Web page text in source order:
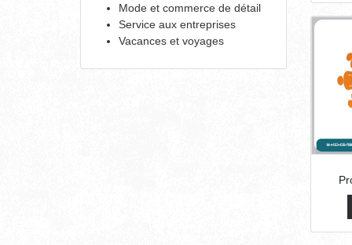
Mode et commerce de détail
Service aux entreprises
Vacances et voyages